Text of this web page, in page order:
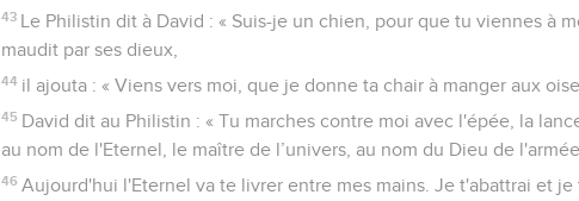
43 Le Philistin dit à David : « Suis-je un chien, pour que tu viennes à
maudit par ses dieux,
44 il ajouta : « Viens vers moi, que je donne ta chair à manger aux
45 David dit au Philistin : « Tu marches contre moi avec l'épée, la
au nom de l'Eternel, le maître de l’univers, au nom du Dieu de
46 Aujourd'hui l'Eternel va te livrer entre mes mains. Je t'abattrai et